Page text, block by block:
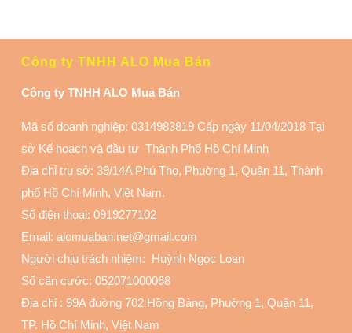
Công ty TNHH ALO Mua Bán
Công ty TNHH ALO Mua Bán
Mã số doanh nghiệp: 0314983819 Cấp ngày 11/04/2018 Tại
sở Kế hoạch và đầu tư Thành Phố Hồ Chí Minh
Địa chỉ trụ sở: 39/14A Phú Thọ, Phuờng 1, Quận 11, Thành
phố Hồ Chí Minh, Việt Nam.
Số điện thoại: 0919277102
Email: alomuaban.net@gmail.com
Người chịu trách nhiệm: Huỳnh Ngọc Loan
Số căn cước: 052071000068
Địa chỉ : 99A đuờng 702 Hồng Bàng, Phuờng 1, Quận 11,
TP. Hồ Chí Minh, Việt Nam